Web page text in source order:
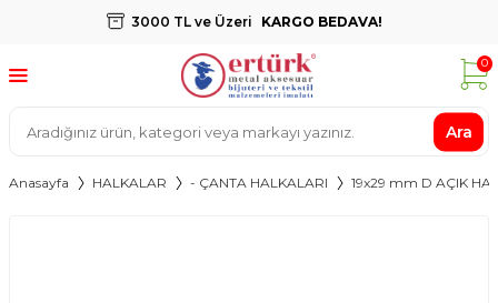
3000 TL ve Üzeri KARGO BEDAVA!
Ara
0
Anasayfa HALKALAR - ÇANTA HALKALARI 19x29 mm D AÇIK